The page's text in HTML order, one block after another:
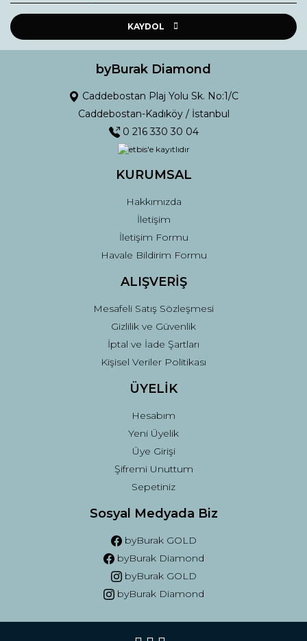
Ürün resmi kalitesiz, bozuk veya görüntülenemiyor.
Ürün açıklamasında eksik bilgiler bulunuyor.
Ürün fiyatı diğer sitelerden daha pahalı.
Gönder
KAYDOL
byBurak Diamond
Caddebostan Plaj Yolu Sk. No:1/C
Caddebostan-Kadıköy / İstanbul
0 216 330 30 04
KURUMSAL
Hakkımızda
İletişim
İletişim Formu
Havale Bildirim Formu
ALIŞVERİŞ
Mesafeli Satış Sözleşmesi
Gizlilik ve Güvenlik
İptal ve İade Şartları
Kişisel Veriler Politikası
ÜYELİK
Hesabım
Yeni Üyelik
Üye Girişi
Şifremi Unuttum
Sepetiniz
Sosyal Medyada Biz
byBurak GOLD
byBurak Diamond
byBurak GOLD
byBurak Diamond